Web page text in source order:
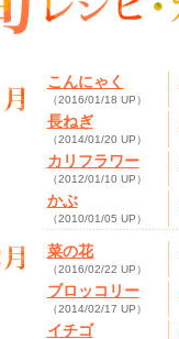
こんにゃく
（2016/01/18 UP）
長ねぎ
（2014/01/20 UP）
カリフラワー
（2012/01/10 UP）
かぶ
（2010/01/05 UP）
菜の花
（2016/02/22 UP）
ブロッコリー
（2014/02/17 UP）
イチゴ